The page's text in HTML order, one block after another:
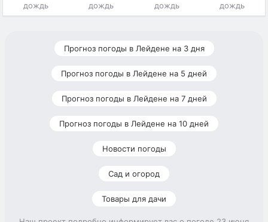
дождь дождь дождь дождь
Прогноз погоды в Лейдене на 3 дня
Прогноз погоды в Лейдене на 5 дней
Прогноз погоды в Лейдене на 7 дней
Прогноз погоды в Лейдене на 10 дней
Новости погоды
Сад и огород
Товары для дачи